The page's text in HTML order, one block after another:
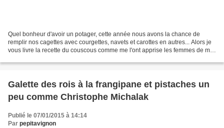
Quel bonheur d'avoir un potager, cette année nous avons la chance de
remplir nos cagettes avec courgettes, navets et carottes en autres... Alors je
vous livre la recette du couscous comme me l'ont apprise les femmes de ma
Galette des rois à la frangipane et pistaches un
peu comme Christophe Michalak
Publié le 07/01/2015 à 14:14
Par pepitavignon